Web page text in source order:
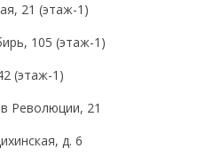
анализа
без применения
рекомендуется
менструации. Мочу
на протяжении суток
пациент мочится в
21 (этаж-1)
105 (этаж-1)
(этаж-1)
Революции, 21
д. 6